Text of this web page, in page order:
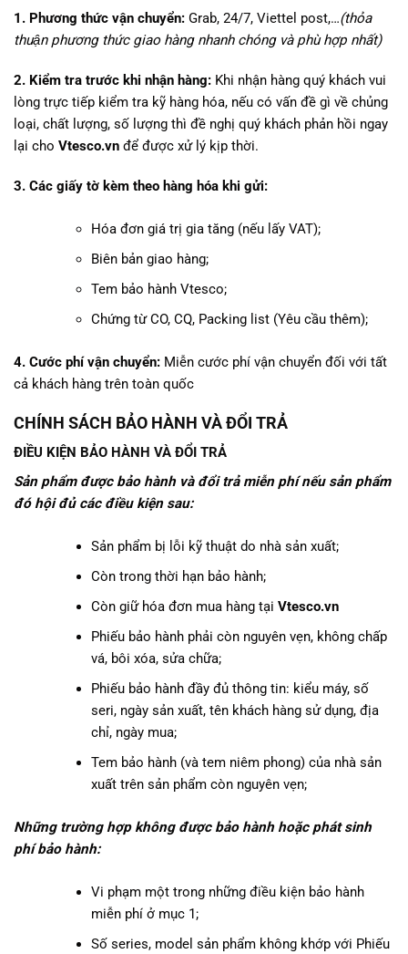
1. Phương thức vận chuyển: Grab, 24/7, Viettel post,…(thỏa
thuận phương thức giao hàng nhanh chóng và phù hợp nhất)
2. Kiểm tra trước khi nhận hàng: Khi nhận hàng quý khách vui
lòng trực tiếp kiểm tra kỹ hàng hóa, nếu có vấn đề gì về chủng
loại, chất lượng, số lượng thì đề nghị quý khách phản hồi ngay
lại cho Vtesco.vn để được xử lý kịp thời.
3. Các giấy tờ kèm theo hàng hóa khi gửi:
Hóa đơn giá trị gia tăng (nếu lấy VAT);
Biên bản giao hàng;
Tem bảo hành Vtesco;
Chứng từ CO, CQ, Packing list (Yêu cầu thêm);
4. Cước phí vận chuyển: Miễn cước phí vận chuyển đối với tất
cả khách hàng trên toàn quốc
CHÍNH SÁCH BẢO HÀNH VÀ ĐỔI TRẢ
ĐIỀU KIỆN BẢO HÀNH VÀ ĐỔI TRẢ
Sản phẩm được bảo hành và đổi trả miễn phí nếu sản phẩm
đó hội đủ các điều kiện sau:
Sản phẩm bị lỗi kỹ thuật do nhà sản xuất;
Còn trong thời hạn bảo hành;
Còn giữ hóa đơn mua hàng tạiVtesco.vn
Phiếu bảo hành phải còn nguyên vẹn, không chấp
vá, bôi xóa, sửa chữa;
Phiếu bảo hành đầy đủ thông tin: kiểu máy, số
seri, ngày sản xuất, tên khách hàng sử dụng, địa
chỉ, ngày mua;
Tem bảo hành (và tem niêm phong) của nhà sản
xuất trên sản phẩm còn nguyên vẹn;
Những trường hợp không được bảo hành hoặc phát sinh
phí bảo hành:
Vi phạm một trong những điều kiện bảo hành
miễn phí ở mục 1;
Số series, model sản phẩm không khớp với Phiếu